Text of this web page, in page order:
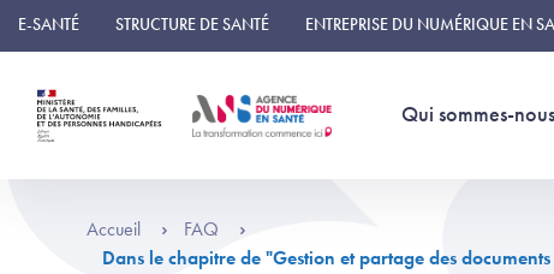
Panneau de gestion des cookies
E-SANTÉ STRUCTURE DE SANTÉ ENTREPRISE DU NUMÉRIQUE EN
Qui sommes-
Accueil
FAQ
Dans le chapitre de "Gestion et partage des